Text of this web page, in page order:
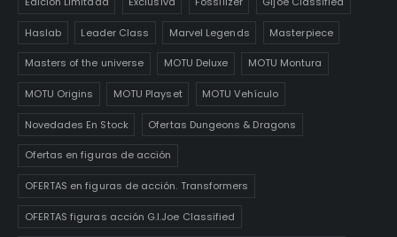
Haslab Leader Class Marvel Legends Masterpiece
Masters of the universe MOTU Deluxe MOTU Montura
MOTU Origins MOTU Playset MOTU Vehículo
Novedades En Stock Ofertas Dungeons & Dragons
Ofertas en figuras de acción
OFERTAS en figuras de acción. Transformers
OFERTAS figuras acción G.I.Joe Classified